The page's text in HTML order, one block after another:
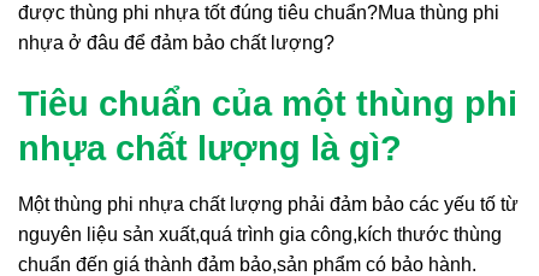
được thùng phi nhựa tốt đúng tiêu chuẩn?Mua thùng phi
nhựa ở đâu để đảm bảo chất lượng?
Tiêu chuẩn của một thùng phi
nhựa chất lượng là gì?
Một thùng phi nhựa chất lượng phải đảm bảo các yếu tố từ
nguyên liệu sản xuất,quá trình gia công,kích thước thùng
chuẩn đến giá thành đảm bảo,sản phẩm có bảo hành.